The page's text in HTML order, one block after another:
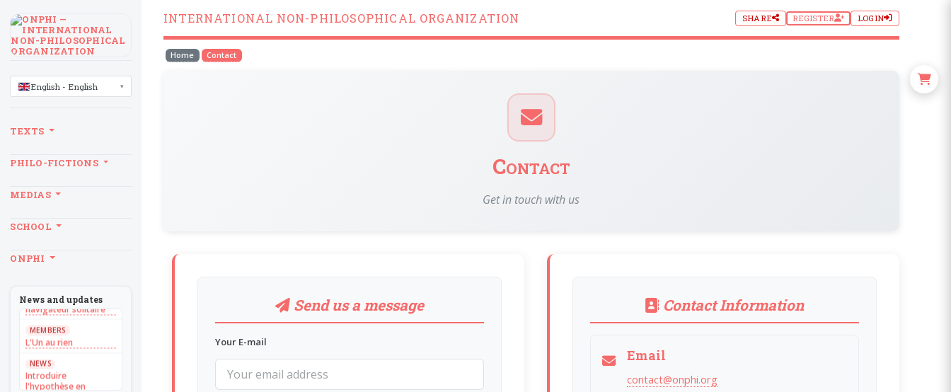
INTERNATIONAL NON-PHILOSOPHICAL ORGANIZATION SHARE REGISTER LOGIN
Home Contact
Contact
Get in touch with us
Send us a message
Your E-mail
Contact Information
Email
contact@onphi.org
LANGUAGE
English - English
TEXTS
PHILO-FICTIONS
MEDIAS
SCHOOL
ONPHI
News and updates
Sans recul
Théorie du
navigateur solitaire
MEMBERS
L'Un au rien
NEWS
Introduire
l'hypothèse en